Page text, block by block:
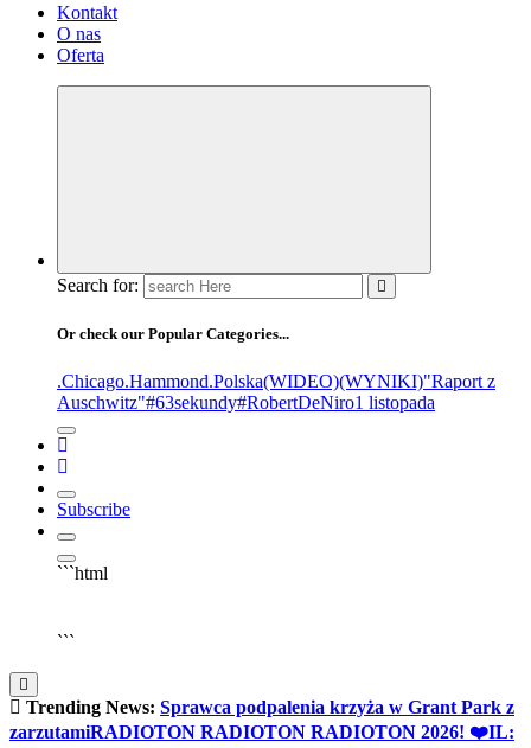
Kontakt
O nas
Oferta
Search for:
Or check our Popular Categories...
.Chicago.Hammond.Polska(WIDEO)(WYNIKI)"Raport z
Auschwitz"#63sekundy#RobertDeNiro1 listopada
Subscribe
```html
```
Trending News: Sprawca podpalenia krzyża w Grant Park z
zarzutamiRADIOTON RADIOTON RADIOTON 2026! ❤️IL: